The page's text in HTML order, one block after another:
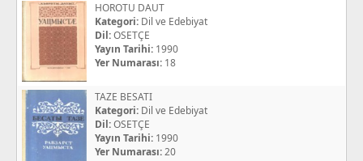
HOROTU DAUT
Kategori: Dil ve Edebiyat
Dil:OSETÇE
Yayın Tarihi: 1990
Yer Numarası: 18
TAZE BESATI
Kategori: Dil ve Edebiyat
Dil:OSETÇE
Yayın Tarihi: 1990
Yer Numarası:20